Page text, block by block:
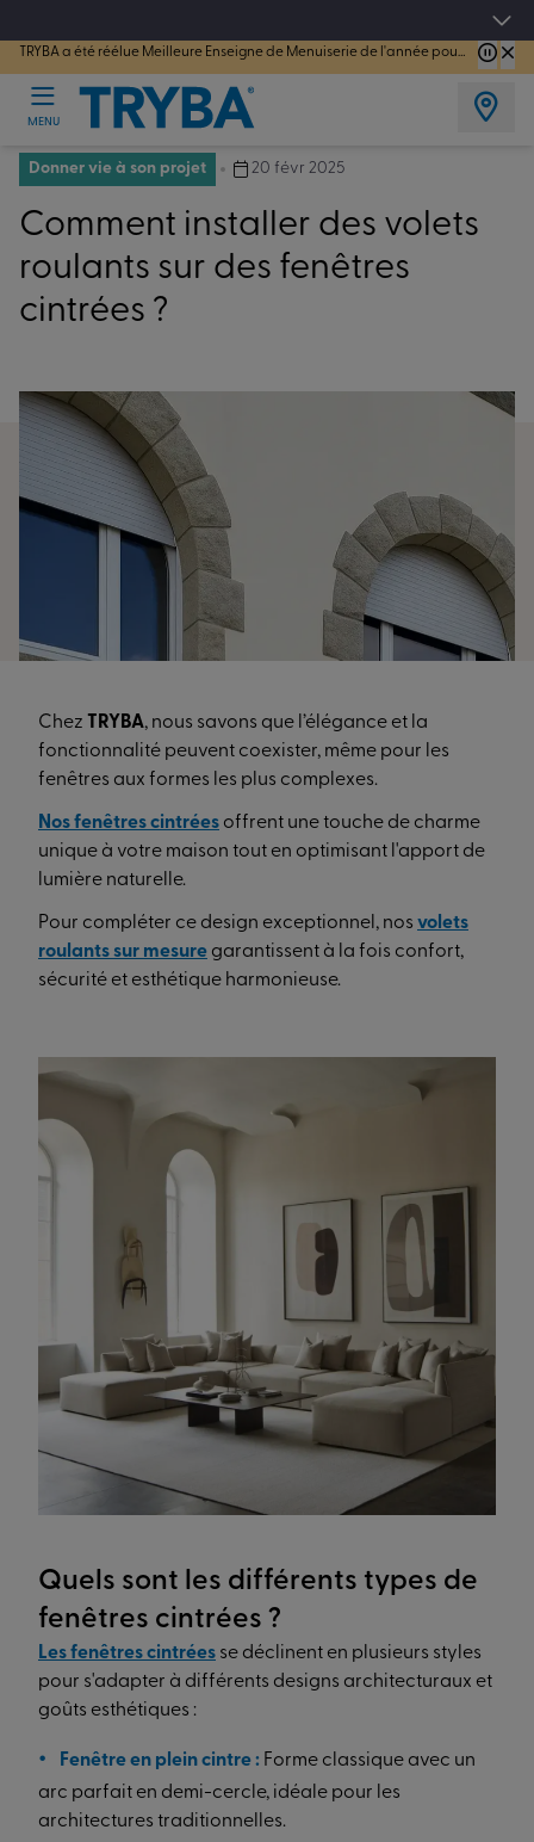
Les jours tentation : Jusqu'à -15% sur vos fenêtres, portes, volets et pergolas
MENU
Donner vie à son projet 20 févr 2025
Comment installer des volets
roulants sur des fenêtres
cintrées ?
Chez TRYBA, nous savons que l’élégance et la
fonctionnalité peuvent coexister, même pour les
fenêtres aux formes les plus complexes.
Nosfenêtres cintrées offrent une touche de charme
unique à votre maison tout en optimisant l'apport de
lumière naturelle.
Pour compléter ce design exceptionnel, nos volets
roulants sur mesure garantissent à la fois confort,
sécurité et esthétique harmonieuse.
Quels sont les différents types de
fenêtres cintrées ?
Lesfenêtres cintrées se déclinent en plusieurs styles
pour s'adapter à différents designs architecturaux et
goûts esthétiques :
Fenêtre en plein cintre : Forme classique avec un
arc parfait en demi-cercle, idéale pour les
architectures traditionnelles.